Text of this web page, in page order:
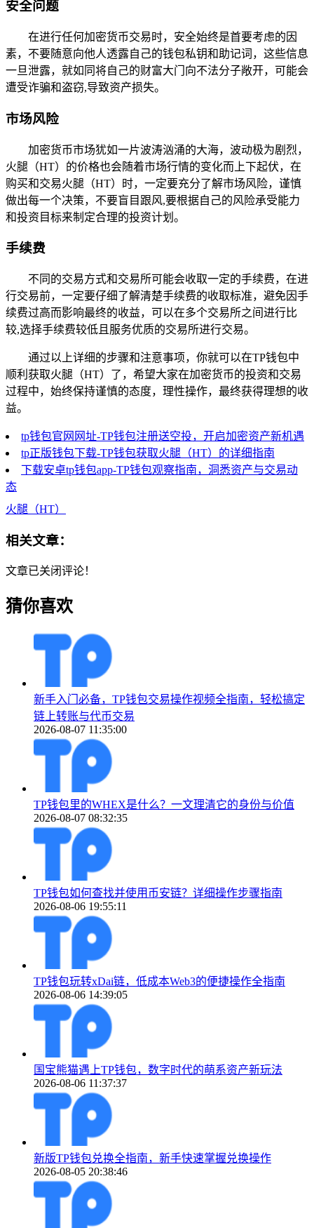
安全问题
在进行任何加密货币交易时，安全始终是首要考虑的因
素，不要随意向他人透露自己的钱包私钥和助记词，这些信息
一旦泄露，就如同将自己的财富大门向不法分子敞开，可能会
遭受诈骗和盗窃,导致资产损失。
市场风险
加密货币市场犹如一片波涛汹涌的大海，波动极为剧烈，
火腿（HT）的价格也会随着市场行情的变化而上下起伏，在
购买和交易火腿（HT）时，一定要充分了解市场风险，谨慎
做出每一个决策，不要盲目跟风,要根据自己的风险承受能力
和投资目标来制定合理的投资计划。
手续费
不同的交易方式和交易所可能会收取一定的手续费，在进
行交易前，一定要仔细了解清楚手续费的收取标准，避免因手
续费过高而影响最终的收益，可以在多个交易所之间进行比
较,选择手续费较低且服务优质的交易所进行交易。
通过以上详细的步骤和注意事项，你就可以在TP钱包中
顺利获取火腿（HT）了，希望大家在加密货币的投资和交易
过程中，始终保持谨慎的态度，理性操作，最终获得理想的收
益。
tp钱包官网网址-TP钱包注册送空投，开启加密资产新机遇
tp正版钱包下载-TP钱包获取火腿（HT）的详细指南
下载安卓tp钱包app-TP钱包观察指南，洞悉资产与交易动
态
火腿（HT）
相关文章：
文章已关闭评论！
猜你喜欢
新手入门必备，TP钱包交易操作视频全指南，轻松搞定
链上转账与代币交易
2026-08-07 11:35:00
TP钱包里的WHEX是什么？一文理清它的身份与价值
2026-08-07 08:32:35
TP钱包如何查找并使用币安链？详细操作步骤指南
2026-08-06 19:55:11
TP钱包玩转xDai链，低成本Web3的便捷操作全指南
2026-08-06 14:39:05
国宝熊猫遇上TP钱包，数字时代的萌系资产新玩法
2026-08-06 11:37:37
新版TP钱包兑换全指南，新手快速掌握兑换操作
2026-08-05 20:38:46